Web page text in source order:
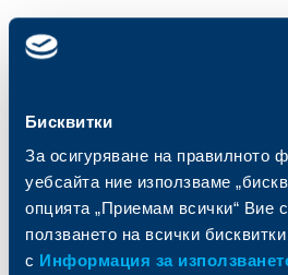
Бисквитки
За осигуряване на правилното
уебсайта ние използваме
опцията „Приемам всички“ Вие
ползването на всички
с Информация за
Индивидуални
клиенти
Карти
Кредити
Спестявания и инвестиции
Частно банкиране
Застраховки
Актуализация на клиентски данни
ПОС
и